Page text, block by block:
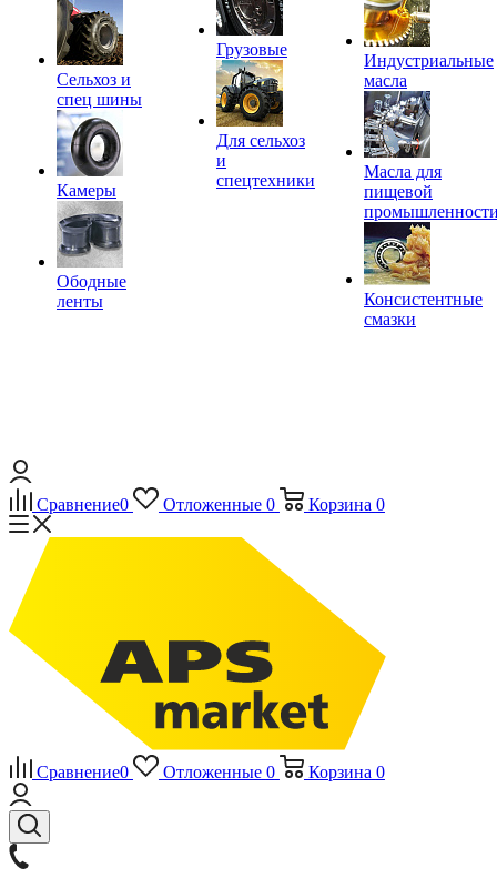
Сельхоз и
спец шины
Камеры
Ободные
ленты
Грузовые
Для сельхоз
и
спецтехники
Индустриальные
масла
Масла для
пищевой
Консистентные
смазки
Сравнение0 Отложенные 0 Корзина 0
Сравнение0 Отложенные 0 Корзина 0